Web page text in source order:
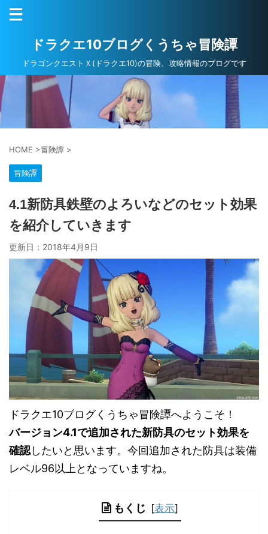
ドラクエ10ブログくうちゃ冒険譚
ドラゴンクエストＸ(ドラクエ10)の冒険、攻略情報のブログです
HOME >冒険譚 >
冒険譚
4.1新防具鉄壁のよろいなどのセット効果
を紹介していきます
更新日： 2018年4月9日
ドラクエ10ブログくうちゃ冒険譚へようこそ！
バージョン4.1で追加された新防具のセット効果を
確認したいと思います。今回追加された防具は装備
レベル96以上となっていますね。
もくじ [表示]